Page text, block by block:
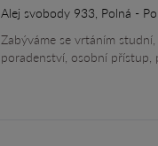
Alej svobody 933, Polná -
Zabýváme se vrtáním
poradenství, osobní přístup,